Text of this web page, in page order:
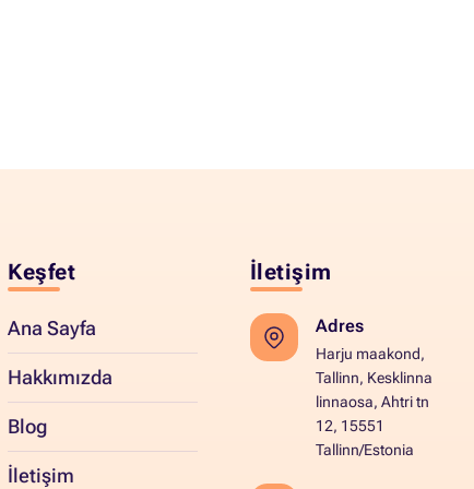
Keşfet
Ana Sayfa
Hakkımızda
Blog
İletişim
İletişim
Adres
Harju maakond,
Tallinn, Kesklinna
linnaosa, Ahtri tn
12, 15551
Tallinn/Estonia